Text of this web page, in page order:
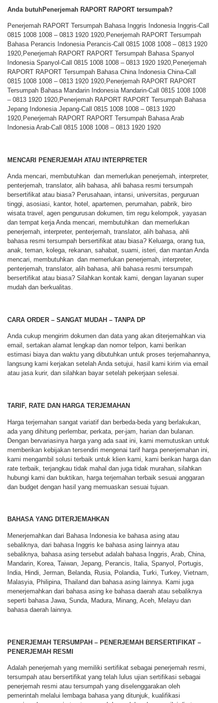
Anda butuhPenerjemah RAPORT RAPORT tersumpah?
Penerjemah RAPORT Tersumpah Bahasa Inggris Indonesia Inggris-Call
0815 1008 1008 – 0813 1920 1920,Penerjemah RAPORT Tersumpah
Bahasa Perancis Indonesia Perancis-Call 0815 1008 1008 – 0813 1920
1920,Penerjemah RAPORT RAPORT Tersumpah Bahasa Spanyol
Indonesia Spanyol-Call 0815 1008 1008 – 0813 1920 1920,Penerjemah
RAPORT RAPORT Tersumpah Bahasa China Indonesia China-Call
0815 1008 1008 – 0813 1920 1920,Penerjemah RAPORT RAPORT
Tersumpah Bahasa Mandarin Indonesia Mandarin-Call 0815 1008 1008
– 0813 1920 1920,Penerjemah RAPORT RAPORT Tersumpah Bahasa
Jepang Indonesia Jepang-Call 0815 1008 1008 – 0813 1920
1920,Penerjemah RAPORT RAPORT Tersumpah Bahasa Arab
Indonesia Arab-Call 0815 1008 1008 – 0813 1920 1920
MENCARI PENERJEMAH ATAU INTERPRETER
Anda mencari, membutuhkan dan memerlukan penerjemah, interpreter,
penterjemah, translator, alih bahasa, ahli bahasa resmi tersumpah
bersertifikat atau biasa? Perusahaan, intansi, universitas, perguruan
tinggi, asosiasi, kantor, hotel, apartemen, perumahan, pabrik, biro
wisata travel, agen pengurusan dokumen, tim regu kelompok, yayasan
dan tempat kerja Anda mencari, membutuhkan dan memerlukan
penerjemah, interpreter, penterjemah, translator, alih bahasa, ahli
bahasa resmi tersumpah bersertifikat atau biasa? Keluarga, orang tua,
anak, teman, kolega, rekanan, sahabat, suami, isteri, dan mantan Anda
mencari, membutuhkan dan memerlukan penerjemah, interpreter,
penterjemah, translator, alih bahasa, ahli bahasa resmi tersumpah
bersertifikat atau biasa? Silahkan kontak kami, dengan layanan super
mudah dan berkualitas.
CARA ORDER – SANGAT MUDAH – TANPA DP
Anda cukup mengirim dokumen dan data yang akan diterjemahkan via
email, sertakan alamat lengkap dan nomor telpon, kami berikan
estimasi biaya dan waktu yang dibutuhkan untuk proses terjemahannya,
langsung kami kerjakan setelah Anda setujui, hasil kami kirim via email
atau jasa kurir, dan silahkan bayar setelah pekerjaan selesai.
TARIF, RATE DAN HARGA TERJEMAHAN
Harga terjemahan sangat variatif dan berbeda-beda yang berlakukan,
ada yang dihitung perlembar, perkata, per-jam, harian dan bulanan.
Dengan bervariasinya harga yang ada saat ini, kami memutuskan untuk
memberikan kebijakan tersendiri mengenai tarif harga penerjemahan ini,
kami mengambil solusi terbaik untuk klien kami, kami berikan harga dan
rate terbaik, terjangkau tidak mahal dan juga tidak murahan, silahkan
hubungi kami dan buktikan, harga terjemahan terbaik sesuai anggaran
dan budget dengan hasil yang memuaskan sesuai tujuan.
BAHASA YANG DITERJEMAHKAN
Menerjemahkan dari Bahasa Indonesia ke bahasa asing atau
sebaliknya, dari bahasa Inggris ke bahasa asing lainnya atau
sebaliknya, bahasa asing tersebut adalah bahasa Inggris, Arab, China,
Mandarin, Korea, Taiwan, Jepang, Perancis, Italia, Spanyol, Portugis,
India, Hindi, Jerman, Belanda, Rusia, Polandia, Turki, Turkey, Vietnam,
Malasyia, Philipina, Thailand dan bahasa asing lainnya. Kami juga
menerjemahkan dari bahasa asing ke bahasa daerah atau sebaliknya
seperti bahasa Jawa, Sunda, Madura, Minang, Aceh, Melayu dan
bahasa daerah lainnya.
PENERJEMAH TERSUMPAH – PENERJEMAH BERSERTIFIKAT –
PENERJEMAH RESMI
Adalah penerjemah yang memiliki sertifikat sebagai penerjemah resmi,
tersumpah atau bersertifikat yang telah lulus ujian sertifikasi sebagai
penerjemah resmi atau tersumpah yang diselenggarakan oleh
pemerintah melalui lembaga bahasa yang ditunjuk, kualifikasi